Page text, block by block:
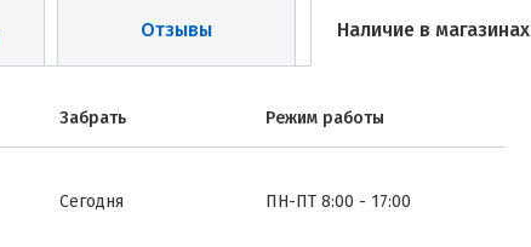
Отзывы Наличие в магазинах
Забрать Режим работы
Сегодня ПН-ПТ 8:00 - 17:00